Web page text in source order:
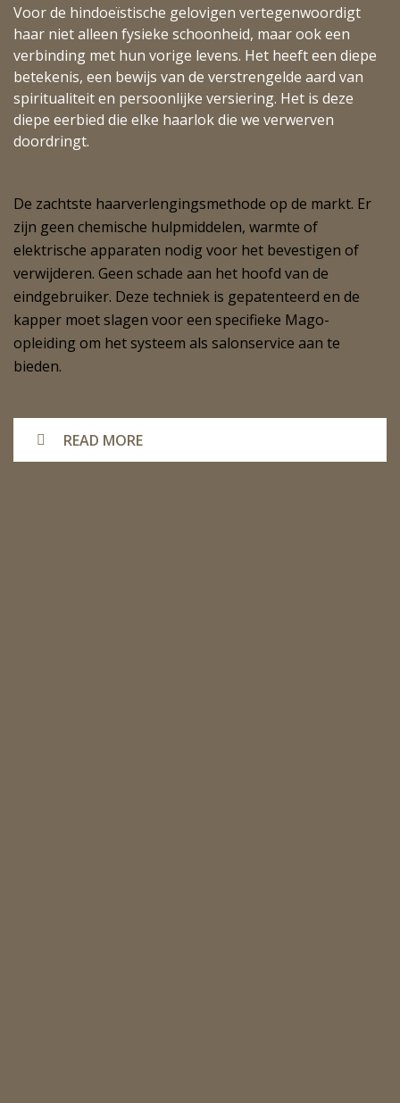
Voor de hindoeïstische gelovigen vertegenwoordigt
haar niet alleen fysieke schoonheid, maar ook een
verbinding met hun vorige levens. Het heeft een diepe
betekenis, een bewijs van de verstrengelde aard van
spiritualiteit en persoonlijke versiering. Het is deze
diepe eerbied die elke haarlok die we verwerven
doordringt.
De zachtste haarverlengingsmethode op de markt. Er
zijn geen chemische hulpmiddelen, warmte of
elektrische apparaten nodig voor het bevestigen of
verwijderen. Geen schade aan het hoofd van de
eindgebruiker. Deze techniek is gepatenteerd en de
kapper moet slagen voor een specifieke Mago-
opleiding om het systeem als salonservice aan te
bieden.
READ MORE